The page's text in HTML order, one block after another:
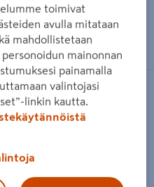
kosketusnäytöllä
:88381463195
toimivat
avulla mitataan
mahdollistetaan
mainonnan
painamalla
valintojasi
linkin kautta.